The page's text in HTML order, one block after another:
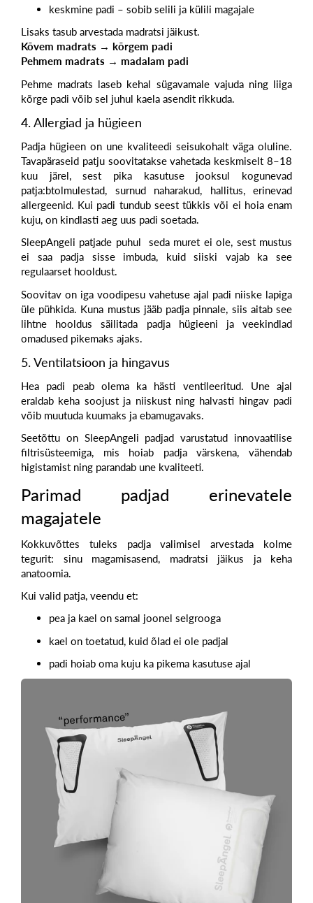
keskmine padi – sobib selili ja külili magajale
Lisaks tasub arvestada madratsi jäikust.
Kõvem madrats → kõrgem padi
Pehmem madrats → madalam padi
Pehme madrats laseb kehal sügavamale vajuda ning liiga
kõrge padi võib sel juhul kaela asendit rikkuda.
4. Allergiad ja hügieen
Padja hügieen on une kvaliteedi seisukohalt väga oluline.
Tavapäraseid patju soovitatakse vahetada keskmiselt 8–18
kuu järel, sest pika kasutuse jooksul kogunevad
patja:btolmulestad, surnud naharakud, hallitus, erinevad
allergeenid. Kui padi tundub seest tükkis või ei hoia enam
kuju, on kindlasti aeg uus padi soetada.
SleepAngeli patjade puhul seda muret ei ole, sest mustus
ei saa padja sisse imbuda, kuid siiski vajab ka see
regulaarset hooldust.
Soovitav on iga voodipesu vahetuse ajal padi niiske lapiga
üle pühkida. Kuna mustus jääb padja pinnale, siis aitab see
lihtne hooldus säilitada padja hügieeni ja veekindlad
omadused pikemaks ajaks.
5. Ventilatsioon ja hingavus
Hea padi peab olema ka hästi ventileeritud. Une ajal
eraldab keha soojust ja niiskust ning halvasti hingav padi
võib muutuda kuumaks ja ebamugavaks.
Seetõttu on SleepAngeli padjad varustatud innovaatilise
filtrisüsteemiga, mis hoiab padja värskena, vähendab
higistamist ning parandab une kvaliteeti.
Parimad padjad erinevatele
magajatele
Kokkuvõttes tuleks padja valimisel arvestada kolme
tegurit: sinu
magamisasend, madratsi jäikus ja keha
anatoomia.
Kui valid patja, veendu et:
pea ja kael on samal joonel selgrooga
kael on toetatud, kuid õlad ei ole padjal
padi hoiab oma kuju ka pikema kasutuse ajal